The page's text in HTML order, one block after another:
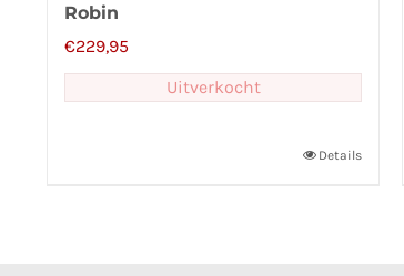
Robin
€229,95
Uitverkocht
Details